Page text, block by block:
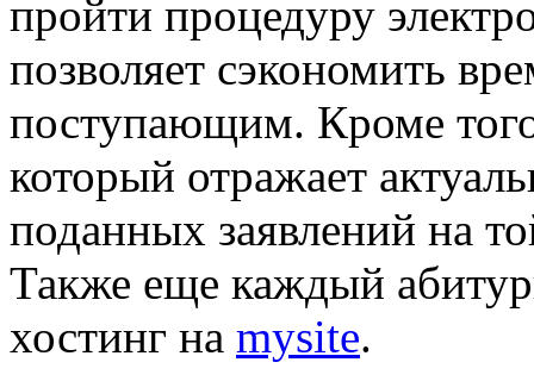
пройти процедуру
позволяет сэкономить
поступающим. Кроме
который отражает
поданных заявлений на
Также еще каждый
хостинг на mysite.